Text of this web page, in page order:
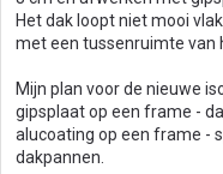
Het dak loopt niet mooi
met een tussenruimte van
Mijn plan voor de nieuwe
gipsplaat op een frame -
alucoating op een frame -
dakpannen.